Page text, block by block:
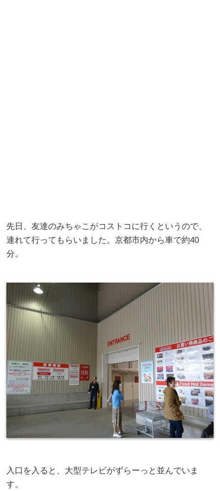
先日、友達のみちゃこがコストコに行くというので、
連れて行ってもらいました。京都市内から車で約40
分。
入口を入ると、大型テレビがずらーっと並んでいま
す。